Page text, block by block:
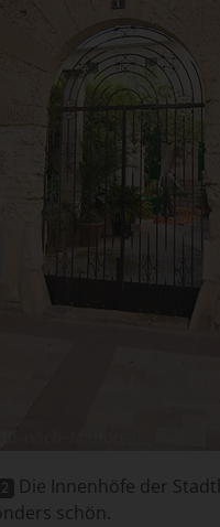
Die Innenhöfe der
schön.